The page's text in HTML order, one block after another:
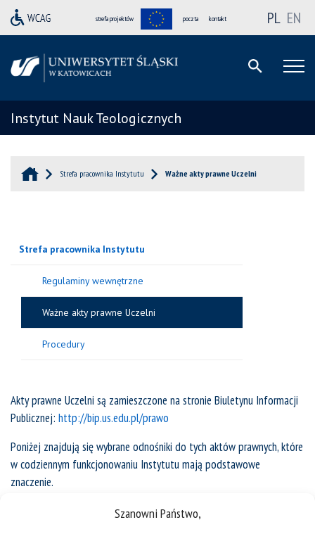
Szanowni Państwo,
strefa projektów poczta kontakt PL EN
Instytut Nauk Teologicznych
Strefa pracownika Instytutu Ważne akty prawne Uczelni
Akty prawne Uczelni są zamieszczone na stronie Biuletynu Informacji
Publicznej: http://bip.us.edu.pl/prawo
Poniżej znajdują się wybrane odnośniki do tych aktów prawnych, które
w codziennym funkcjonowaniu Instytutu mają podstawowe
znaczenie.
Strefa pracownika Instytutu
Regulaminy wewnętrzne
Ważne akty prawne Uczelni
Procedury